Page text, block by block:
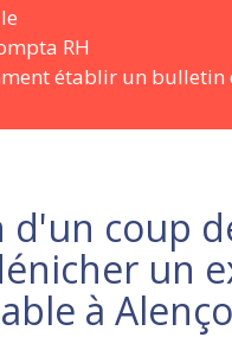
RH
établir un bulletin
d'un coup
un
à